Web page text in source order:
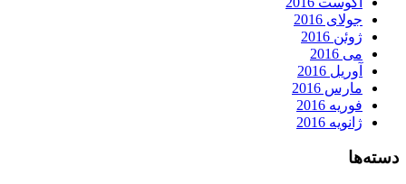
جولای 2016
ژوئن 2016
می 2016
آوریل 2016
مارس 2016
فوریه 2016
ژانویه 2016
دسته‌ها